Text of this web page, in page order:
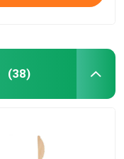
(38)